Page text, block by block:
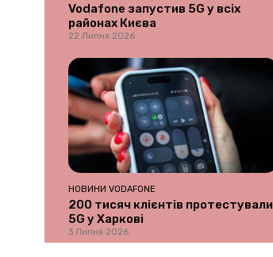
Vodafone запустив 5G у всіх
районах Києва
22 Липня 2026
НОВИНИ VODAFONE
200 тисяч клієнтів протестували
5G у Харкові
3 Липня 2026